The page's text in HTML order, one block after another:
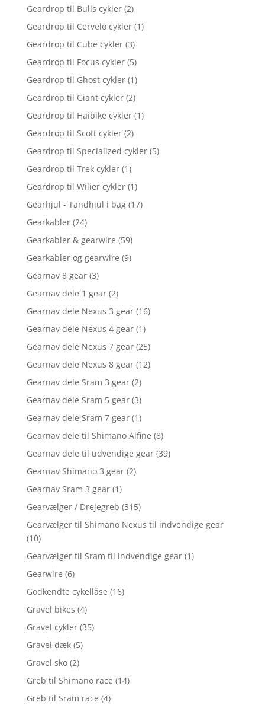
Geardrop til Bulls cykler (2)
Geardrop til Cervelo cykler (1)
Geardrop til Cube cykler (3)
Geardrop til Focus cykler (5)
Geardrop til Ghost cykler (1)
Geardrop til Giant cykler (2)
Geardrop til Haibike cykler (1)
Geardrop til Scott cykler (2)
Geardrop til Specialized cykler (5)
Geardrop til Trek cykler (1)
Geardrop til Wilier cykler (1)
Gearhjul - Tandhjul i bag (17)
Gearkabler (24)
Gearkabler & gearwire (59)
Gearkabler og gearwire (9)
Gearnav 8 gear (3)
Gearnav dele 1 gear (2)
Gearnav dele Nexus 3 gear (16)
Gearnav dele Nexus 4 gear (1)
Gearnav dele Nexus 7 gear (25)
Gearnav dele Nexus 8 gear (12)
Gearnav dele Sram 3 gear (2)
Gearnav dele Sram 5 gear (3)
Gearnav dele Sram 7 gear (1)
Gearnav dele til Shimano Alfine (8)
Gearnav dele til udvendige gear (39)
Gearnav Shimano 3 gear (2)
Gearnav Sram 3 gear (1)
Gearvælger / Drejegreb (315)
Gearvælger til Shimano Nexus til indvendige gear
(10)
Gearvælger til Sram til indvendige gear (1)
Gearwire (6)
Godkendte cykellåse (16)
Gravel bikes (4)
Gravel cykler (35)
Gravel dæk (5)
Gravel sko (2)
Greb til Shimano race (14)
Greb til Sram race (4)